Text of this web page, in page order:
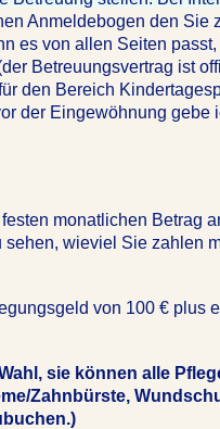
Anmeldebogen den Sie
es von allen Seiten
Betreuungsvertrag ist
den Bereich
der Eingewöhnung gebe
monatlichen Betrag
wieviel Sie zahlen
von 100 € plus
sie können alle
Zahnbürste,